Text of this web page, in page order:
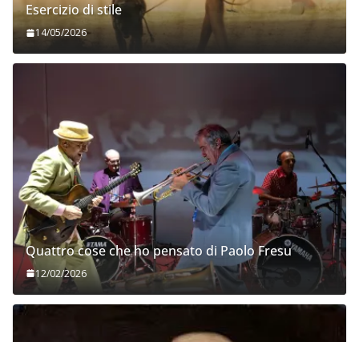
Esercizio di stile
14/05/2026
Quattro cose che ho pensato di Paolo Fresu
12/02/2026